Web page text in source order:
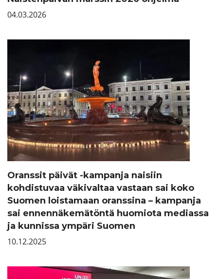
04.03.2026
Oranssit päivät -kampanja naisiin
kohdistuvaa väkivaltaa vastaan sai koko
Suomen loistamaan oranssina – kampanja
sai ennennäkemätöntä huomiota mediassa
ja kunnissa ympäri Suomen
10.12.2025